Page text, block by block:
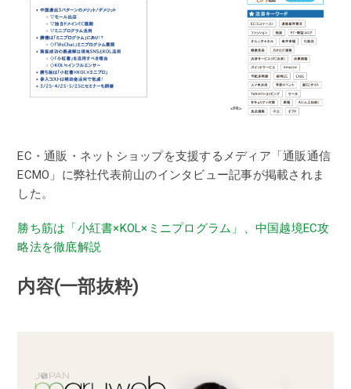
EC・通販・ネットショップを支援するメディア「通販通信
ECMO」に弊社代表前山のインタビュー記事が掲載されま
した。
勝ち筋は「小紅書×KOL×ミニプログラム」、中国越境EC攻
略法を徹底解説
内容(一部抜粋)